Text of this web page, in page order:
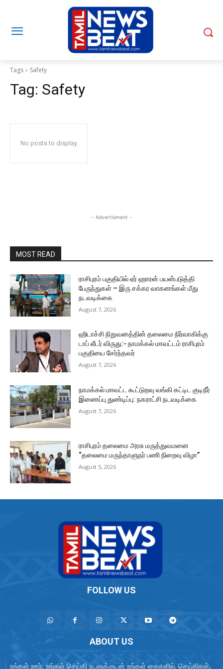
Tags Safety
Tag: Safety
No posts to display
- Advertisment -
MOST READ
ராசிபுரம் பகுதியில் ஏர் ஹாரன் பயன்படுத்தி
பேருந்துகள் – இரு சக்கர வாகனங்கள் மீது
நடவடிக்கை
August 7, 2026
ஹிடாச்சி நிறுவனத்தின் தலைமை நிர்வாகிக்கு
டாப் லீடர் விருது:- நாமக்கல் மாவட்டம் ராசிபுரம்
பகுதியை சேர்ந்தவர்
August 7, 2026
நாமக்கல் மாவட்ட கூட்டுறவு வங்கி கட்டிட குடிநீர்
இணைப்பு துண்டிப்பு: நகராட்சி நடவடிக்கை
August 7, 2026
ராசிபுரம் தலைமை அரசு மருத்துவமனை
“தலைமை மருந்தாளுநர் பணி நிறைவு விழா”
August 5, 2026
FOLLOW US
ABOUT US
உங்கள் ஊர், உங்கள் செய்தி உடனுக்குடன் உங்கள் கைகளில். செய்திகள்,